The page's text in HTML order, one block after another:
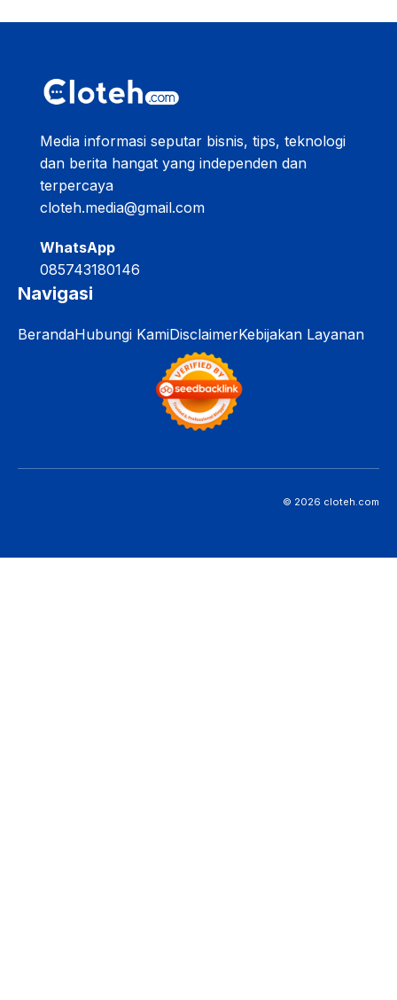
Media informasi seputar bisnis, tips, teknologi
dan berita hangat yang independen dan
terpercaya
cloteh.media@gmail.com
WhatsApp
085743180146
Navigasi
BerandaHubungi KamiDisclaimerKebijakan Layanan
© 2026 cloteh.com